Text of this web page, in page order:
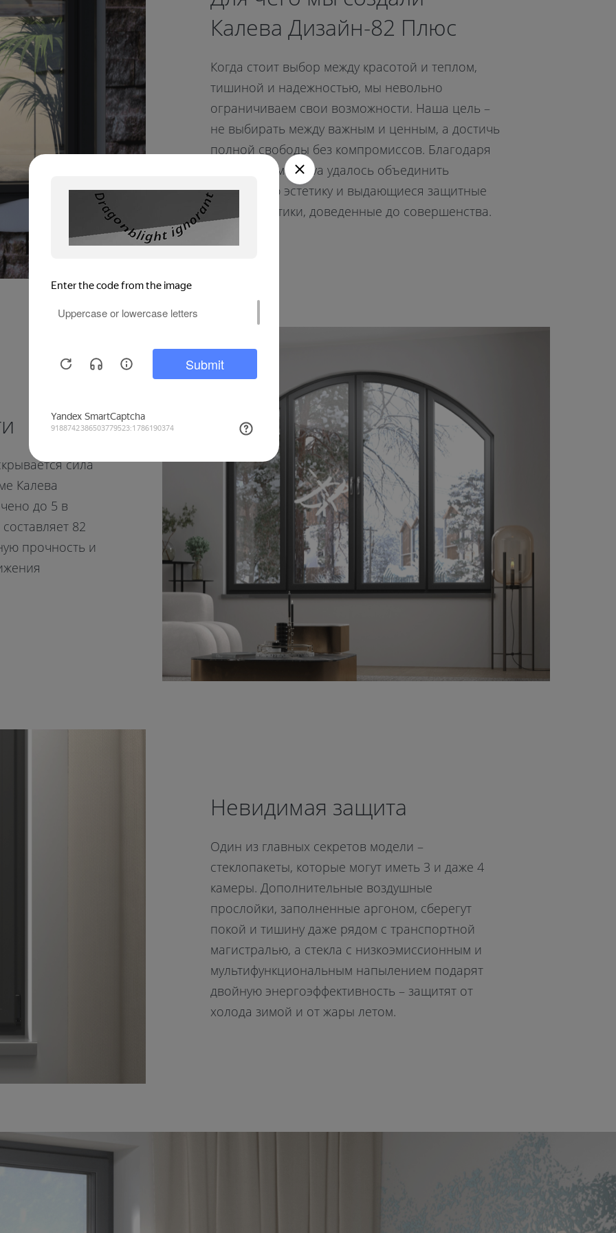
Калева Дизайн-82 Плюс
Когда стоит выбор между красотой и теплом,
тишиной и надежностью, мы невольно
ограничиваем свои возможности. Наша цель –
не выбирать между важным и ценным, а достичь
полной свободы без компромиссов. Благодаря
инновациям Kaleva удалось объединить
утонченную эстетику и выдающиеся защитные
характеристики, доведенные до совершенства.
сила
Калева
до 5 в
82
прочность и
Невидимая защита
Один из главных секретов модели –
стеклопакеты, которые могут иметь 3 и даже 4
камеры. Дополнительные воздушные
прослойки, заполненные аргоном, сберегут
покой и тишину даже рядом с транспортной
магистралью, а стекла с низкоэмиссионным и
мультифункциональным напылением подарят
двойную энергоэффективность – защитят от
холода зимой и от жары летом.